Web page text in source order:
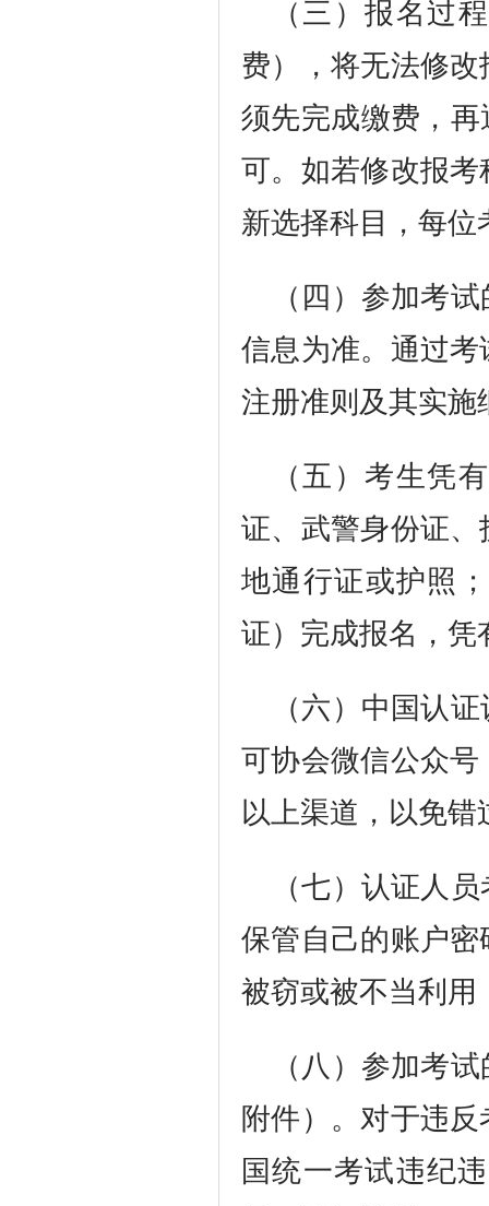
（三）报名过
费），将无法修
须先完成缴费，
可。如若修改报
新选择科目，每
（四）参加考
信息为准。通过
注册准则及其实施
（五）考生凭
证、武警身份证
地通行证或护照
证）完成报名，凭
（六）中国认
可协会微信公众
以上渠道，以免
（七）认证人
保管自己的账户
被窃或被不当利用
（八）参加考
附件）。对于违
国统一考试违纪